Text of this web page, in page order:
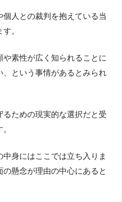
人との裁判を抱えている当
。
素性が広く知られることに
、という事情があるとみられ
ための現実的な選択だと受
身にはここでは立ち入りま
懸念が理由の中心にあると